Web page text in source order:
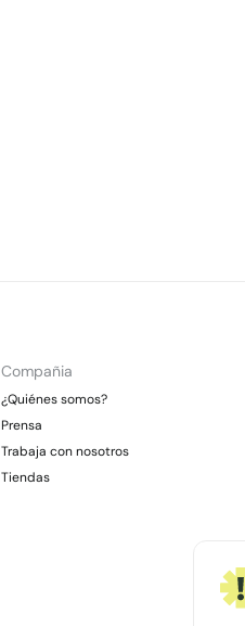
Compañia
¿Quiénes somos?
Prensa
Trabaja con nosotros
Tiendas